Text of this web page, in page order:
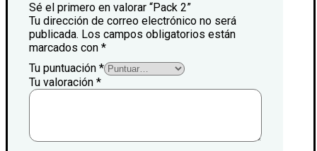
Sé el primero en valorar “Pack 2”
Tu dirección de correo electrónico no será
publicada. Los campos obligatorios están
marcados con *
Tu puntuación *
Tu valoración *